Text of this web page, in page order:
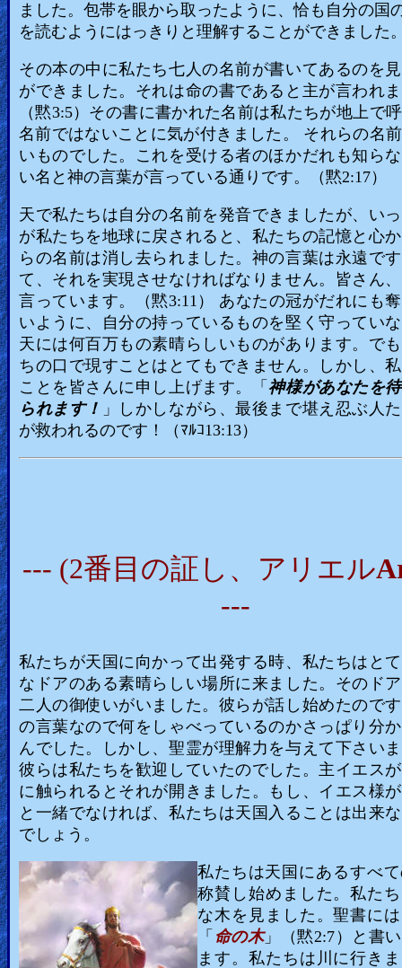
ました。包帯を眼から取ったように、恰も自分の国
を読むようにはっきりと理解することができました
その本の中に私たち七人の名前が書いてあるのを
ができました。それは命の書であると主が言われ
（黙3:5）その書に書かれた名前は私たちが地上で
名前ではないことに気が付きました。 それらの名
いものでした。これを受ける者のほかだれも知ら
い名と神の言葉が言っている通りです。（黙2:17）
天で私たちは自分の名前を発音できましたが、い
が私たちを地球に戻されると、私たちの記憶と心
らの名前は消し去られました。神の言葉は永遠で
て、それを実現させなければなりません。皆さん
言っています。（黙3:11） あなたの冠がだれにも
いように、自分の持っているものを堅く守ってい
天には何百万もの素晴らしいものがあります。で
ちの口で現すことはとてもできません。しかし、
ことを皆さんに申し上げます。「神様があなたを
られます！ 」しかしながら、最後まで堪え忍ぶ人
が救われるのです！（ﾏﾙｺ13:13）
--- (2番目の証し、アリエル
---
私たちが天国に向かって出発する時、私たちはと
なドアのある素晴らしい場所に来ました。そのド
二人の御使いがいました。彼らが話し始めたので
の言葉なので何をしゃべっているのかさっぱり分
んでした。しかし、聖霊が理解力を与えて下さい
彼らは私たちを歓迎していたのでした。主イエス
に触られるとそれが開きました。もし、イエス様
と一緒でなければ、私たちは天国入ることは出来
でしょう。
私たちは天国にあるすべ
称賛し始めました。私た
な木を見ました。聖書に
「 命の木」（黙2:7）と書
ます。私たちは川に行き